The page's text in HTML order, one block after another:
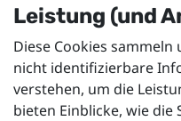
Leistung (und
Diese Cookies
nicht identifizierbare
verstehen, um die
bieten Einblicke, wie die